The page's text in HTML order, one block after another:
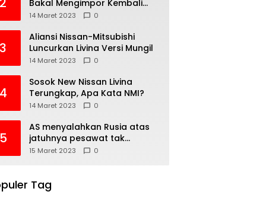
Bakal Mengimpor Kembali
Pajero Sport
14 Maret 2023 0
3
Aliansi Nissan-Mitsubishi
Luncurkan Livina Versi Mungil
14 Maret 2023 0
Sosok New Nissan Livina
Terungkap, Apa Kata NMI?
14 Maret 2023 0
AS menyalahkan Rusia atas
jatuhnya pesawat tak
berawak di Laut Hitam,
15 Maret 2023 0
Tag